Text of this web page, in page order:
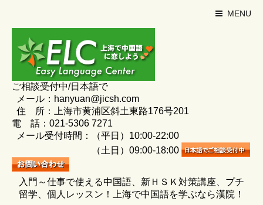
MENU
ご相談受付中/日本語で
メール：hanyuan@jicsh.com
住 所：上海市黄浦区斜土東路176号201
電 話：021-5306 7271
メール受付時間：（平日）10:00-22:00
（土日）09:00-18:00
入門～仕事で使える中国語、新ＨＳＫ対策講座、プチ
留学、個人レッスン！上海で中国語を学ぶなら漢院！